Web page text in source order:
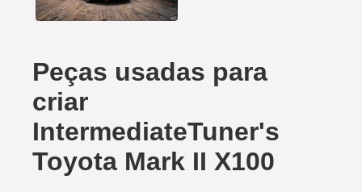
Peças usadas para
criar
IntermediateTuner's
Toyota Mark II X100